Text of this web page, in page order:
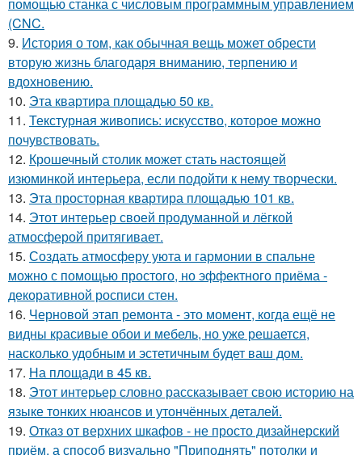
помощью станка с числовым программным управлением
(CNC.
9. История о том, как обычная вещь может обрести
вторую жизнь благодаря вниманию, терпению и
вдохновению.
10. Эта квартира площадью 50 кв.
11. Текстурная живопись: искусство, которое можно
почувствовать.
12. Крошечный столик может стать настоящей
изюминкой интерьера, если подойти к нему творчески.
13. Эта просторная квартира площадью 101 кв.
14. Этот интерьер своей продуманной и лёгкой
атмосферой притягивает.
15. Создать атмосферу уюта и гармонии в спальне
можно с помощью простого, но эффектного приёма -
декоративной росписи стен.
16. Черновой этап ремонта - это момент, когда ещё не
видны красивые обои и мебель, но уже решается,
насколько удобным и эстетичным будет ваш дом.
17. На площади в 45 кв.
18. Этот интерьер словно рассказывает свою историю на
языке тонких нюансов и утончённых деталей.
19. Отказ от верхних шкафов - не просто дизайнерский
приём, а способ визуально "Приподнять" потолки и